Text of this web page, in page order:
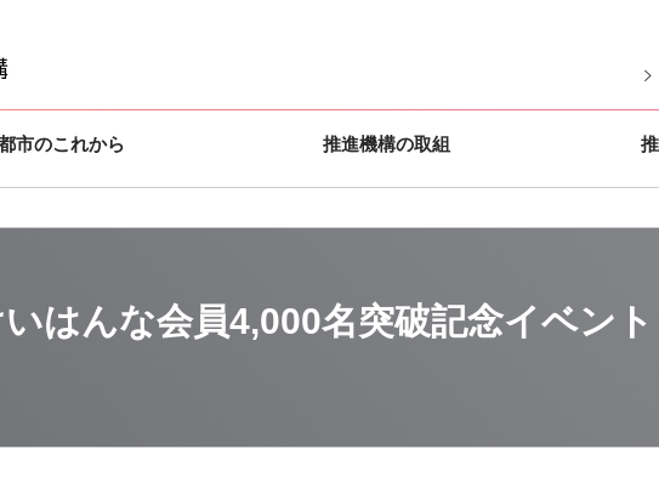
市のこれから 推進機構の取組
いはんな会員4,000名突破記念イベン